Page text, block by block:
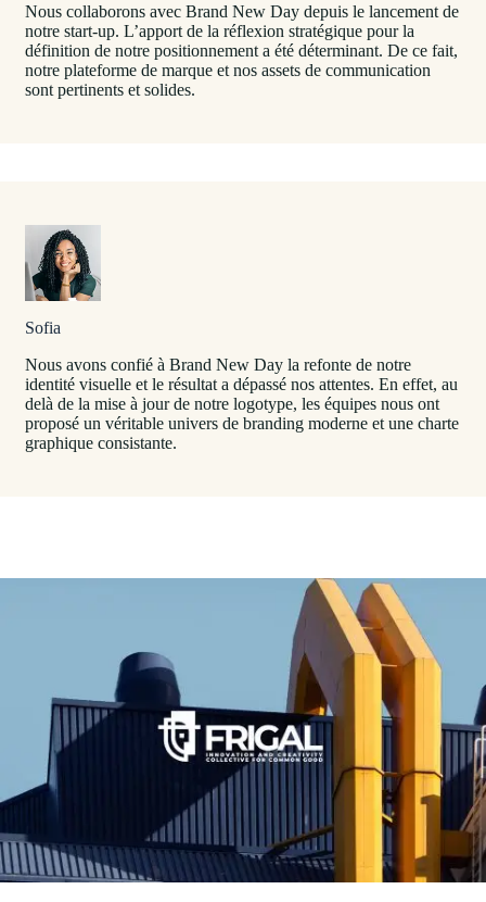
Nous collaborons avec Brand New Day depuis le lancement de
notre start-up. L’apport de la réflexion stratégique pour la
définition de notre positionnement a été déterminant. De ce fait,
notre plateforme de marque et nos assets de communication
sont pertinents et solides.
Sofia
Nous avons confié à Brand New Day la refonte de notre
identité visuelle et le résultat a dépassé nos attentes. En effet, au
delà de la mise à jour de notre logotype, les équipes nous ont
proposé un véritable univers de branding moderne et une charte
graphique consistante.